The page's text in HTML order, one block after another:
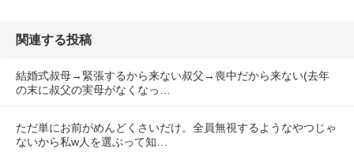
関連する投稿
結婚式叔母→緊張するから来ない叔父→喪中だから来ない(去年
の末に叔父の実母がなくなっ…
ただ単にお前がめんどくさいだけ。全員無視するようなやつじゃ
ないから私w人を選ぶって知…